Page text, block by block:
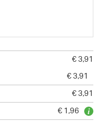
€ 3,91
€ 3,91
€ 3,91
€ 1,96